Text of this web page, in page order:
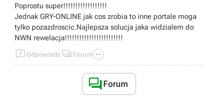
Poprostu super!!!!!!!!!!!!!!!!!!
Jednak GRY-ONLINE jak cos zrobia to inne portale moga
tylko pozazdroscic.Najlepsza solucja jaka widzialem do
NWN rewelacja!!!!!!!!!!!!!!!!!!!!!!!!
Odpowiedz  Forum 
Forum